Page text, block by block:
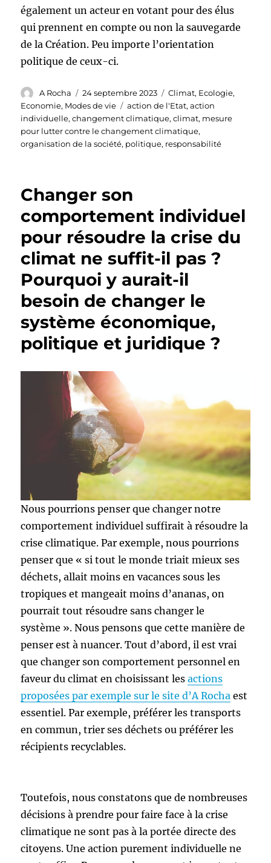
également un acteur en votant pour des élus
qui prennent en compte ou non la sauvegarde
de la Création. Peu importe l’orientation
politique de ceux-ci.
Auteur
A Rocha
Publié
le
24 septembre 2023 Catégories
Climat, Ecologie,
Economie, Modes de vie Étiquettes
action de l'Etat,action
individuelle,changement climatique,climat, mesure
pour lutter contre le changement climatique,
organisation de la société, politique, responsabilité
Changer son
comportement individuel
pour résoudre la crise du
climat ne suffit-il pas ?
Pourquoi y aurait-il
besoin de changer le
système économique,
politique et juridique ?
Nous pourrions penser que changer notre
comportement individuel suffirait à résoudre la
crise climatique. Par exemple, nous pourrions
penser que « si tout le monde triait mieux ses
déchets, allait moins en vacances sous les
tropiques et mangeait moins d’ananas, on
pourrait tout résoudre sans changer le
système ». Nous pensons que cette manière de
penser est à nuancer. Tout d’abord, il est vrai
que changer son comportement personnel en
faveur du climat en choisissant lesactions
proposées par exemple sur le site d’A Rocha est
essentiel. Par exemple, préférer les transports
en commun, trier ses déchets ou préférer les
récipients recyclables.
Toutefois, nous constatons que de nombreuses
décisions à prendre pour faire face à la crise
climatique ne sont pas à la portée directe des
citoyens. Une action purement individuelle ne